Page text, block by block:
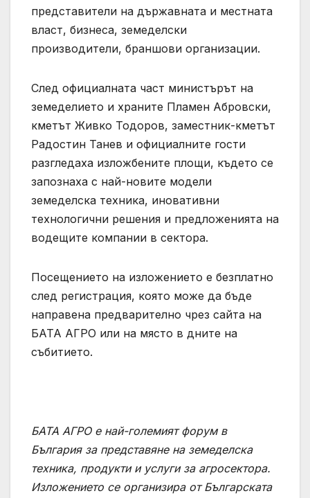
представители на държавната и местната
власт, бизнеса, земеделски
производители, браншови организации.
След официалната част министърът на
земеделието и храните Пламен Абровски,
кметът Живко Тодоров, заместник-кметът
Радостин Танев и официалните гости
разгледаха изложбените площи, където се
запознаха с най-новите модели
земеделска техника, иновативни
технологични решения и предложенията на
водещите компании в сектора.
Посещението на изложението е безплатно
след регистрация, която може да бъде
направена предварително чрез сайта на
БАТА АГРО или на място в дните на
събитието.
БАТА АГРО е най-големият форум в
България за представяне на земеделска
техника, продукти и услуги за агросектора.
Изложението се организира от Българската